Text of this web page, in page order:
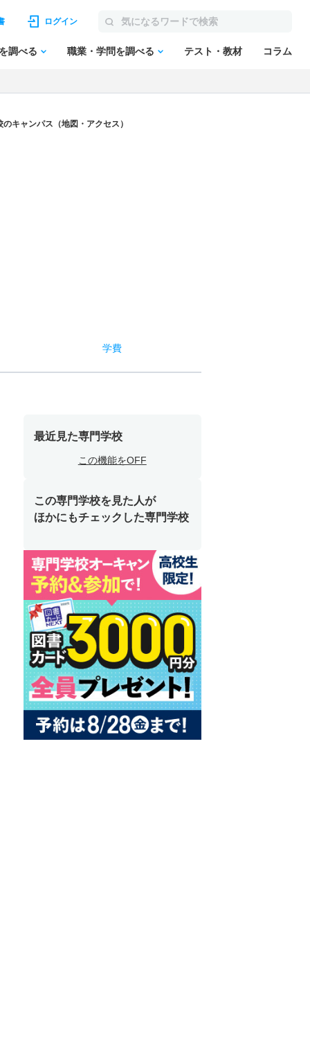
ログイン
調べる 職業・学問を調べる テスト・教材 コラム
キャンパス（地図・アクセス）
学費
最近見た専門学校
この機能をOFF
この専門学校を見た人が
ほかにもチェックした専門学校